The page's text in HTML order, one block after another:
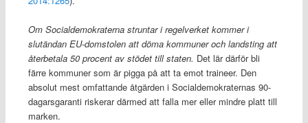
Om Socialdemokraterna struntar i regelverket kommer i
slutändan EU-domstolen att döma kommuner och landsting att
återbetala 50 procent av stödet till staten. Det lär därför bli
färre kommuner som är pigga på att ta emot traineer. Den
absolut mest omfattande åtgärden i Socialdemokraternas 90-
dagarsgaranti riskerar därmed att falla mer eller mindre platt till
marken.